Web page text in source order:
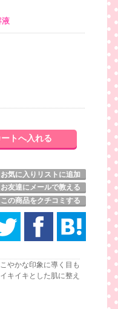
液
お気に入りリストに追加
お友達にメールで教える
この商品をクチコミする
やかな印象に導く目も
キイキとした肌に整え